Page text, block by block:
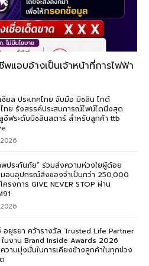
แอบอ้างเป็นเจ้าหน้าที่การไฟฟ้า
ชียล ประเทศไทย จับมือ มิชลิน ไกด์
ไทย รังสรรค์ประสบการณ์ไฟน์ไดนิ่งสุด
ซีฟระดับมิชลินสตาร์ สำหรับลูกค้า ttb
พประกันภัย” ร่วมส่งความห่วงใยผู้ด้อย
มอบอุปกรณ์สิ่งของจำเป็นกว่า 250,000
ครงการ GIVE NEVER STOP ผ่าน
ยุธยา คว้ารางวัล Trusted Life Partner
นงาน Brand Inside Awards 2026
วามมุ่งมั่นในการเคียงข้างลูกค้าในทุกช่วง